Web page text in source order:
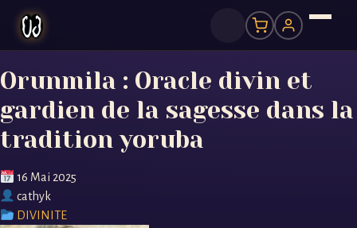
Orunmila : Oracle divin et
gardien de la sagesse dans la
tradition yoruba
16 Mai 2025
cathyk
DIVINITE